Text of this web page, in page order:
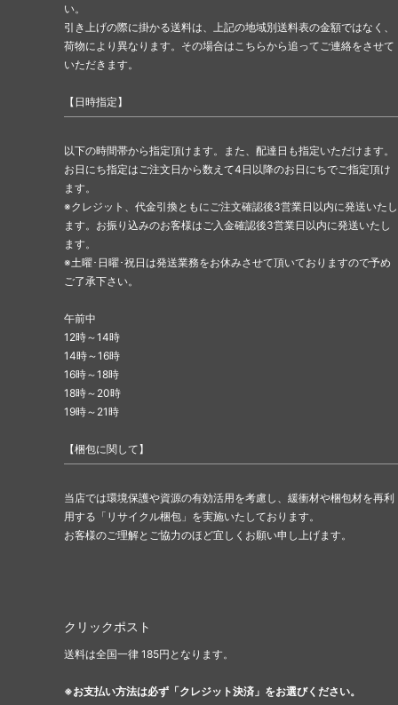
い。
引き上げの際に掛かる送料は、上記の地域別送料表の金額ではなく、
荷物により異なります。その場合はこちらから追ってご連絡をさせて
いただきます。
【日時指定】
以下の時間帯から指定頂けます。また、配達日も指定いただけます。
お日にち指定はご注文日から数えて4日以降のお日にちでご指定頂け
ます。
※クレジット、代金引換ともにご注文確認後3営業日以内に発送いたし
ます。お振り込みのお客様はご入金確認後3営業日以内に発送いたし
ます。
※土曜･日曜･祝日は発送業務をお休みさせて頂いておりますので予め
ご了承下さい。
午前中
12時～14時
14時～16時
16時～18時
18時～20時
19時～21時
【梱包に関して】
当店では環境保護や資源の有効活用を考慮し、緩衝材や梱包材を再利
用する「リサイクル梱包」を実施いたしております。
お客様のご理解とご協力のほど宜しくお願い申し上げます。
クリックポスト
送料は全国一律 185円となります。
※お支払い方法は必ず「クレジット決済」をお選びください。